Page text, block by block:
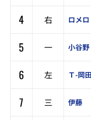
4
右 ロメロ
5
一 小谷野
6
左 Ｔ-岡田
7
三 伊藤